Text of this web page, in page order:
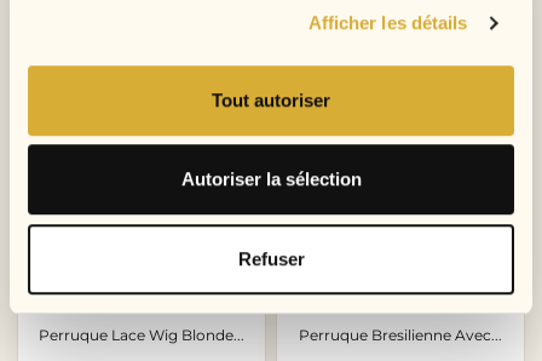
Afficher les détails
Tout autoriser
Autoriser la sélection
Refuser
Perruque Lace Wig Blonde... Perruque Bresilienne Avec...